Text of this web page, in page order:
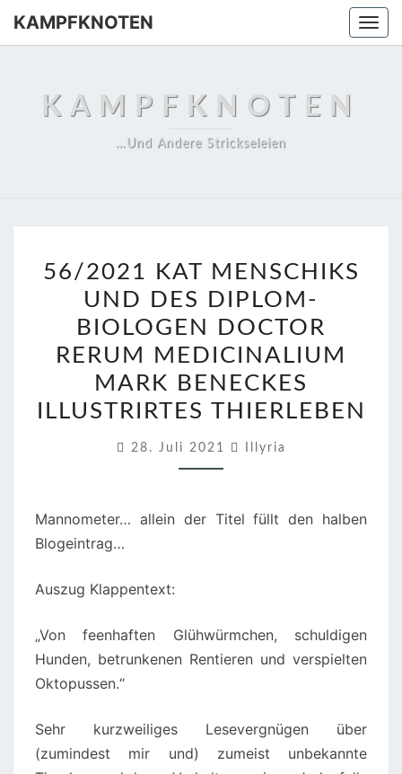
Skip
KAMPFKNOTEN
KAMPFKNOTEN
…und Andere Strickseleien
2
0
2
A
T
E
I
K
N
56/2021 KAT MENSCHIKS
UND DES DIPLOM-
BIOLOGEN DOCTOR
RERUM MEDICINALIUM
MARK BENECKES
ILLUSTRIRTES THIERLEBEN
28. Juli 2021 Illyria
Mannometer… allein der Titel füllt den halben
Blogeintrag…
Auszug Klappentext:
„Von feenhaften Glühwürmchen, schuldigen
Hunden, betrunkenen Rentieren und verspielten
Oktopussen.“
Sehr kurzweiliges Lesevergnügen über
(zumindest mir und) zumeist unbekannte